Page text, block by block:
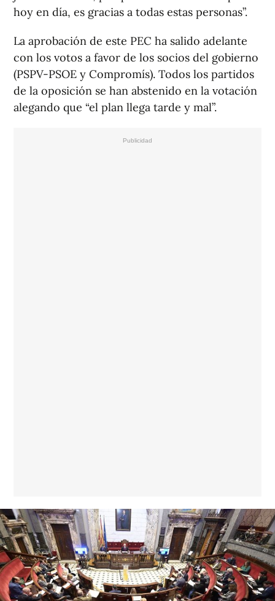
hoy en día, es gracias a todas estas personas”.
La aprobación de este PEC ha salido adelante
con los votos a favor de los socios del gobierno
(PSPV-PSOE y Compromís). Todos los partidos
de la oposición se han abstenido en la votación
alegando que “el plan llega tarde y mal”.